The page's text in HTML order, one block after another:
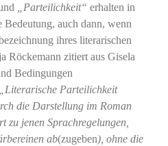
„Parteilichkeit“ erhalten in
Bedeutung, auch dann, wenn
ihres literarischen
Röckemann zitiert aus Gisela
Bedingungen
„Literarische Parteilichkeit
die Darstellung im Roman
zu jenen Sprachregelungen,
ab(zugeben), ohne die